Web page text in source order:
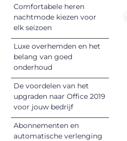
Comfortabele heren
nachtmode kiezen voor
elk seizoen
Luxe overhemden en het
belang van goed
onderhoud
De voordelen van het
upgraden naar Office 2019
voor jouw bedrijf
Abonnementen en
automatische verlenging